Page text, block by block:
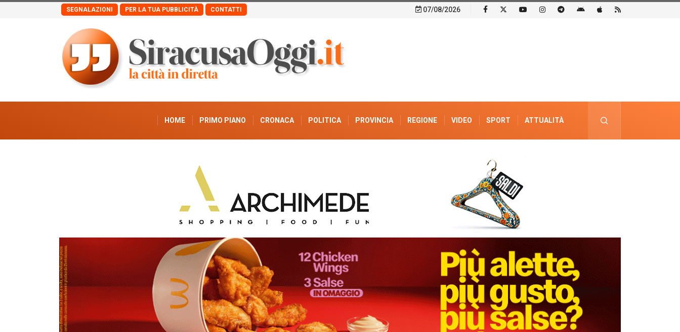
SEGNALAZIONI PER LA TUA PUBBLICITÀ CONTATTI 07/08/2026
HOME PRIMO PIANO CRONACA POLITICA PROVINCIA REGIONE VIDEO SPORT ATTUALITÀ
PUBBLICITÀ ELETTORALE